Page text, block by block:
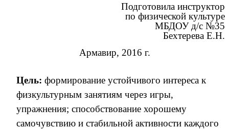
Подготовила инструктор
по физической культуре
МБДОУ д/с №35
Бехтерева Е.Н.
Армавир, 2016 г.
Цель: формирование устойчивого интереса к
физкультурным занятиям через игры,
упражнения; способствование хорошему
самочувствию и стабильной активности каждого